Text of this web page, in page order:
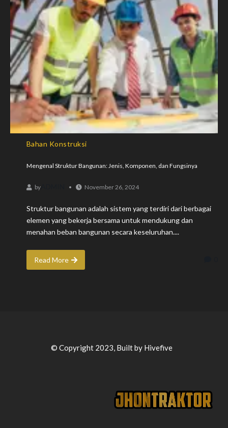
Bahan Konstruksi
Mengenal Struktur Bangunan: Jenis, Komponen, dan Fungsinya
by November 26, 2024
Struktur bangunan adalah sistem yang terdiri dari berbagai
elemen yang bekerja bersama untuk mendukung dan
menahan beban bangunan secara keseluruhan....
Read More
© Copyright 2023, Built by Hivefive